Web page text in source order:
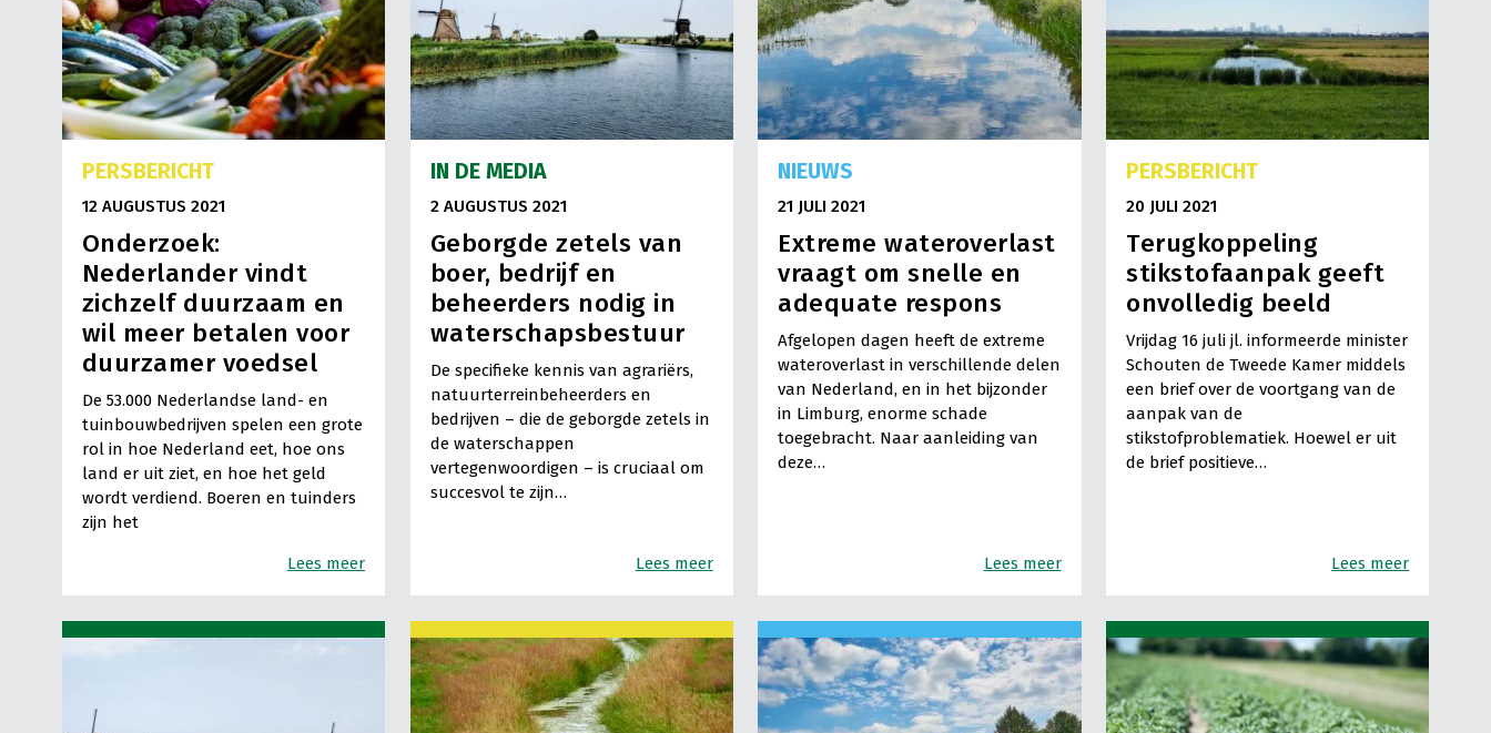
PERSBERICHT
12 AUGUSTUS 2021
Onderzoek:
Nederlander vindt
zichzelf duurzaam en
wil meer betalen voor
duurzamer voedsel
De 53.000 Nederlandse land- en
tuinbouwbedrijven spelen een grote
rol in hoe Nederland eet, hoe ons
land er uit ziet, en hoe het geld
wordt verdiend. Boeren en tuinders
zijn het
Lees meer
IN DE MEDIA
2 AUGUSTUS 2021
Geborgde zetels van
boer, bedrijf en
beheerders nodig in
waterschapsbestuur
De specifieke kennis van agrariërs,
natuurterreinbeheerders en
bedrijven – die de geborgde zetels in
de waterschappen
vertegenwoordigen – is cruciaal om
succesvol te zijn…
Lees meer
NIEUWS
21 JULI 2021
Extreme wateroverlast
vraagt om snelle en
adequate respons
Afgelopen dagen heeft de extreme
wateroverlast in verschillende delen
van Nederland, en in het bijzonder
in Limburg, enorme schade
toegebracht. Naar aanleiding van
deze…
Lees meer
PERSBERICHT
20 JULI 2021
Terugkoppeling
stikstofaanpak geeft
onvolledig beeld
Vrijdag 16 juli jl. informeerde minister
Schouten de Tweede Kamer middels
een brief over de voortgang van de
aanpak van de
stikstofproblematiek. Hoewel er uit
de brief positieve…
Lees meer